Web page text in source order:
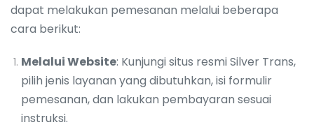
dapat melakukan pemesanan melalui beberapa
cara berikut:
Melalui Website: Kunjungi situs resmi Silver Trans,
pilih jenis layanan yang dibutuhkan, isi formulir
pemesanan, dan lakukan pembayaran sesuai
instruksi.